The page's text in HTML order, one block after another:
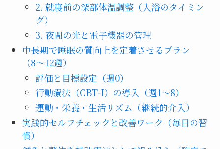
2. 就寝前の深部体温調整（入浴のタイミン
グ）
3. 夜間の光と電子機器の管理
中長期で睡眠の質向上を定着させるプラン
（8〜12週）
評価と目標設定（週0）
行動療法（CBT‑I）の導入（週1〜8）
運動・栄養・生活リズム（継続的介入）
実践的セルフチェックと改善ワーク（毎日の習
慣）